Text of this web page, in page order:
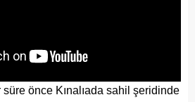
önce Kınalıada sahil şeridinde